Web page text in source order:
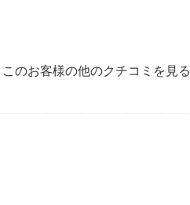
このお客様の他のクチコミを見る